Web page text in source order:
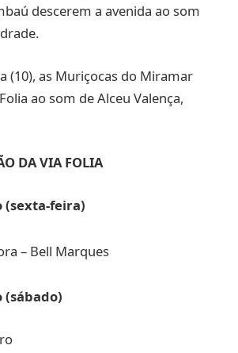
descerem a avenida ao som
(10), as Muriçocas do Miramar
ao som de Alceu Valença,
DAVIA FOLIA
(sexta-feira)
– Bell Marques
(sábado)